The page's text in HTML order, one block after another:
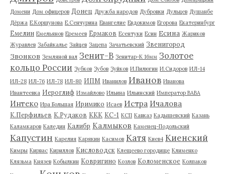
Домени Дом офицеров Донец Дружба народов Дубровки Дульцев Душанбе
Дёржа Е.Коршунова Е.Сенчурина Евангелие Евдокимов Егорова Екатеринбург
Емелин Емельянов Еремеев Ермаков Есентуки Есин Есина Жариков
Журавлев Забайкалье Зайцев Зацепа Зачатьевский Звенигород
Звонков Земляной вал Зенит-В Зенитар-К 16мм Золотое
кольцо России Зубков Зубов Зуйков И.Пилюгин И.Сидоров ИЛ-14
ИЛ-28 ИЛ-76 ИЛ-78 ИЛ-80 ИПМ Иванилов Иванов Иванова
Ивантеевка Иероглиф Измайлово Ильина Ильинский Император ВАВА
Интеко Ира Большая Иримико Исаев Истра Ичалова
К.Перфильев К.Рудаков ККК КС-1 КСП Кавказ Кадышевский Казань
Каламкаров Каледин Калибр Калмыков Каменец-Подольский
Капустин Карелия Карякин Касимов Катя Киев4 Киенский
Кимры Кирвас Кириллов Кисловодск Клещеево городище Клименко
Клязьма Князев Кобылкин Ковригино Козлов Коломенское Колпаков